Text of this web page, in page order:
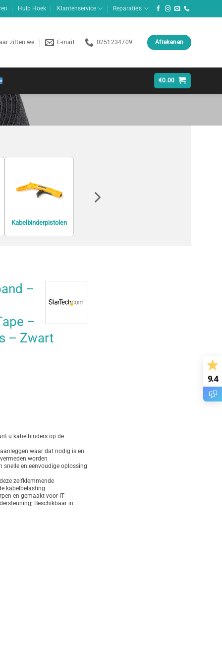
9.4
Hulp Hoek Klantenservice Reparatie’s
zitten we E-mail 0251234709 Afrekenen
€0.00
Kabelbinderpistolen
–
–
– Zwart
u kabelbinders op de
waar dat nodig is en
worden
snelle en eenvoudige oplossing
zelfklemmende
kabelbelasting
en gemaakt voor IT-
Beschikbaar in